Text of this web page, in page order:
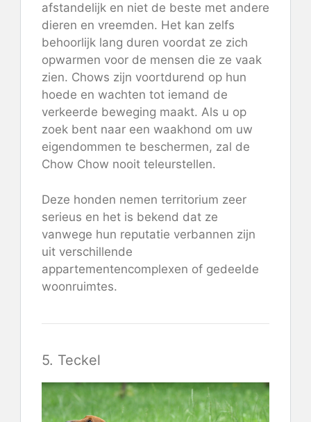
afstandelijk en niet de beste met andere
dieren en vreemden. Het kan zelfs
behoorlijk lang duren voordat ze zich
opwarmen voor de mensen die ze vaak
zien. Chows zijn voortdurend op hun
hoede en wachten tot iemand de
verkeerde beweging maakt. Als u op
zoek bent naar een waakhond om uw
eigendommen te beschermen, zal de
Chow Chow nooit teleurstellen.
Deze honden nemen territorium zeer
serieus en het is bekend dat ze
vanwege hun reputatie verbannen zijn
uit verschillende
appartementencomplexen of gedeelde
woonruimtes.
5. Teckel